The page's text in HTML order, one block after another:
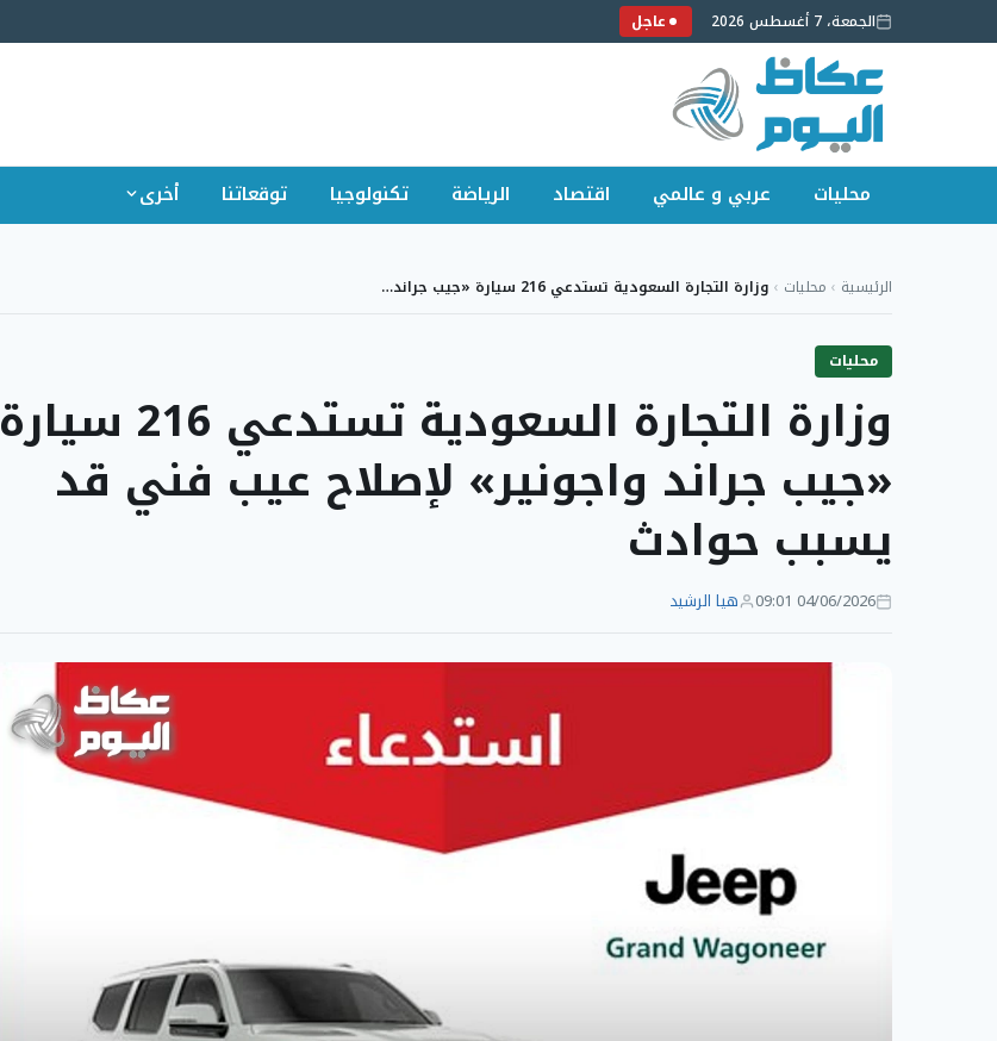
الجمعة، 7 أغسطس 2026 عاجل
محليات عربي و عالمي اقتصاد الرياضة تكنولوجيا توقعاتنا أخرى
الرئيسية › محليات › وزارة التجارة السعودية تستدعي 216 سيارة «جيب جراند…
محليات
وزارة التجارة السعودية تستدعي 216 سيارة
«جيب جراند واجونير» لإصلاح عيب فني قد
يسبب حوادث
04/06/2026 09:01 هيا الرشيد